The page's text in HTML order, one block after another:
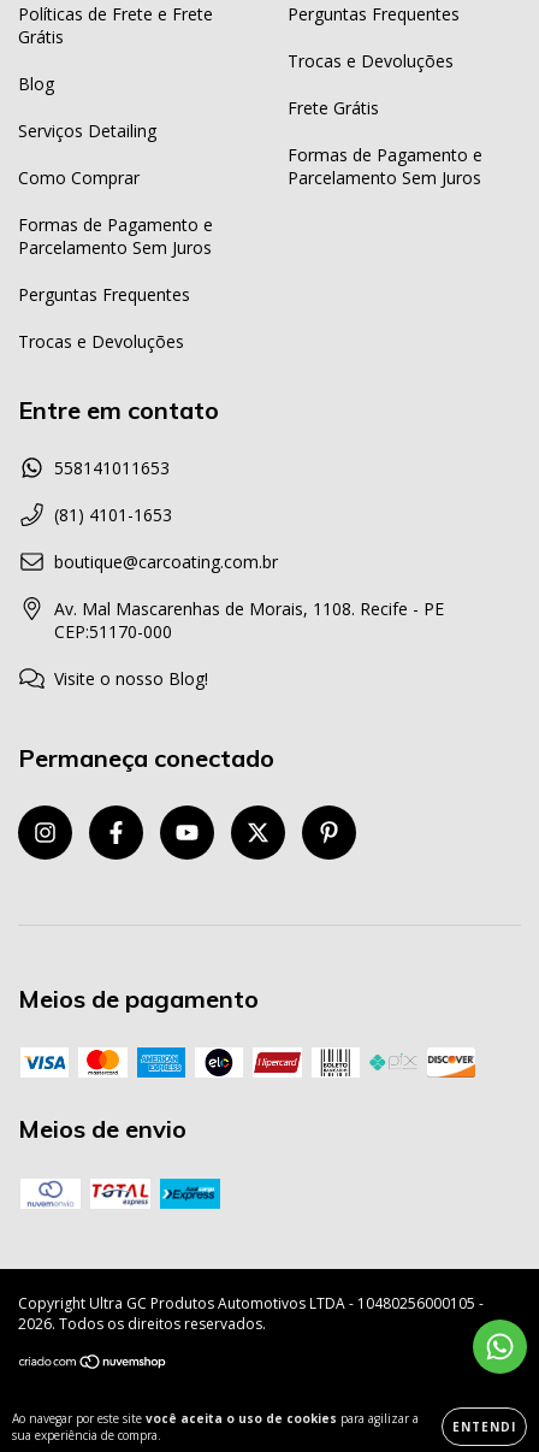
Ao navegar por este site você aceita o uso de cookies para agilizar a
sua experiência de compra.
ENTENDI
Políticas de Frete e Frete
Grátis
Blog
Serviços Detailing
Como Comprar
Formas de Pagamento e
Parcelamento Sem Juros
Perguntas Frequentes
Trocas e Devoluções
Perguntas Frequentes
Trocas e Devoluções
Frete Grátis
Formas de Pagamento e
Parcelamento Sem Juros
Entre em contato
558141011653
(81) 4101-1653
boutique@carcoating.com.br
Av. Mal Mascarenhas de Morais, 1108. Recife - PE
CEP:51170-000
Visite o nosso Blog!
Permaneça conectado
Meios de pagamento
Meios de envio
Copyright Ultra GC Produtos Automotivos LTDA - 10480256000105 -
2026. Todos os direitos reservados.